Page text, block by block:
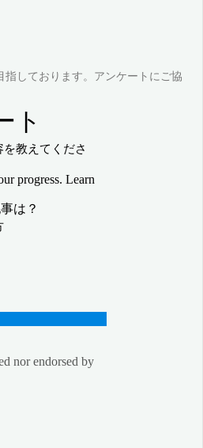
指しております。アンケートにご協